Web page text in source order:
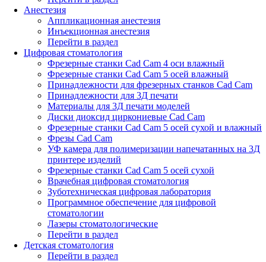
Анестезия
Аппликационная анестезия
Инъекционная анестезия
Перейти в раздел
Цифровая стоматология
Фрезерные станки Cad Cam 4 оси влажный
Фрезерные станки Cad Cam 5 осей влажный
Принадлежности для фрезерных станков Cad Cam
Принадлежности для 3Д печати
Материалы для 3Д печати моделей
Диски диоксид циркониевые Cad Cam
Фрезерные станки Cad Cam 5 осей сухой и влажный
Фрезы Cad Cam
УФ камера для полимеризации напечатанных на 3Д
принтере изделий
Фрезерные станки Cad Cam 5 осей сухой
Врачебная цифровая стоматология
Зуботехническая цифровая лаборатория
Программное обеспечение для цифровой
стоматологии
Лазеры стоматологические
Перейти в раздел
Детская стоматология
Перейти в раздел